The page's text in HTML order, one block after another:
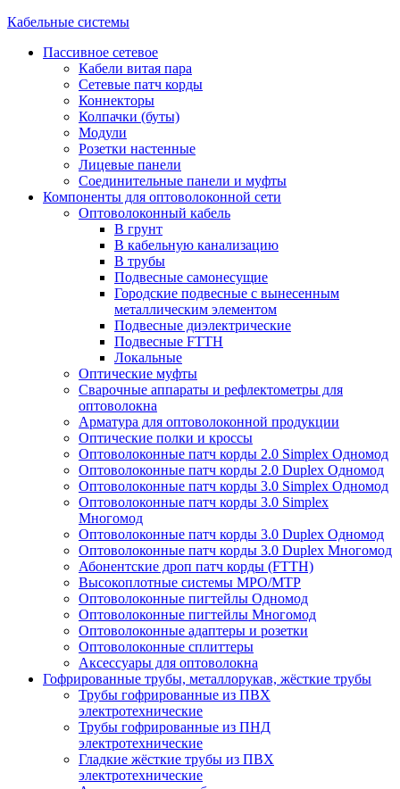
Кабельные системы
Пассивное сетевое
Кабели витая пара
Сетевые патч корды
Коннекторы
Колпачки (буты)
Модули
Розетки настенные
Лицевые панели
Соединительные панели и муфты
Компоненты для оптоволоконной сети
Оптоволоконный кабель
В грунт
В кабельную канализацию
В трубы
Подвесные самонесущие
Городские подвесные с вынесенным
металлическим элементом
Подвесные диэлектрические
Подвесные FTTH
Локальные
Оптические муфты
Сварочные аппараты и рефлектометры для
оптоволокна
Арматура для оптоволоконной продукции
Оптические полки и кроссы
Оптоволоконные патч корды 2.0 Simplex Одномод
Оптоволоконные патч корды 2.0 Duplex Одномод
Оптоволоконные патч корды 3.0 Simplex Одномод
Оптоволоконные патч корды 3.0 Simplex
Многомод
Оптоволоконные патч корды 3.0 Duplex Одномод
Оптоволоконные патч корды 3.0 Duplex Многомод
Абонентские дроп патч корды (FTTH)
Высокоплотные системы MPO/MTP
Оптоволоконные пигтейлы Одномод
Оптоволоконные пигтейлы Многомод
Оптоволоконные адаптеры и розетки
Оптоволоконные сплиттеры
Аксессуары для оптоволокна
Гофрированные трубы, металлорукав, жёсткие трубы
Трубы гофрированные из ПВХ
электротехнические
Трубы гофрированные из ПНД
электротехнические
Гладкие жёсткие трубы из ПВХ
электротехнические